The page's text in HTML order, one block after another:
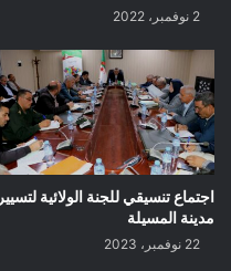
2 نوفمبر، 2022
اجتماع تنسيقي للجنة الولائية لتسيير
مدينة المسيلة
22 نوفمبر، 2023